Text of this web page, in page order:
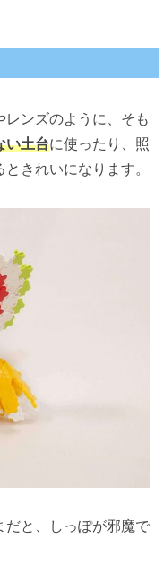
ンズのように、そも
い土台に使ったり、照
きれいになります。
だと、しっぽが邪魔で